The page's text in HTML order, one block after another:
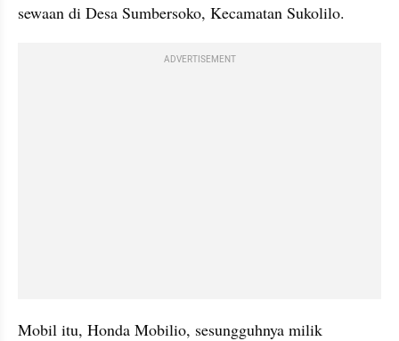
sewaan di Desa Sumbersoko, Kecamatan Sukolilo.
ADVERTISEMENT
Mobil itu, Honda Mobilio, sesungguhnya milik